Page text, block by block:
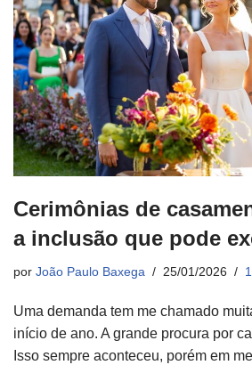
Cerimônias de
a inclusão que pode
por João Paulo Baxega 25/01/2026
Uma demanda tem me chamado
início de ano. A grande procura por
Isso sempre aconteceu, porém em